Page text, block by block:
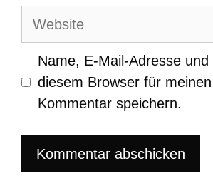
Website
Name, E-Mail-Adresse und
diesem Browser für
Kommentar speichern.